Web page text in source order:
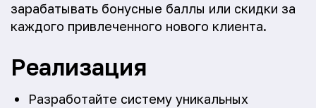
зарабатывать бонусные баллы или скидки за
каждого привлеченного нового клиента.
Реализация
Разработайте систему уникальных